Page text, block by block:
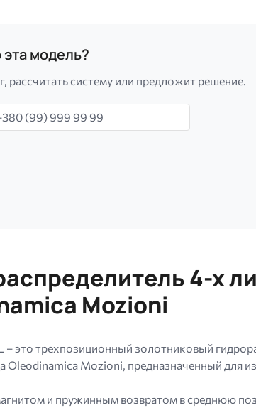
модель?
систему или предложит решение.
4-х
Mozioni
– это трехпозиционный золотниковый
Oleodinamica Mozioni, предназначенный для
и пружинным возвратом в среднюю